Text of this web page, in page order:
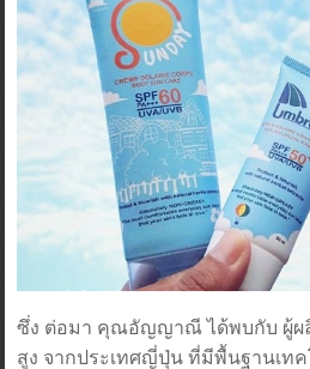
ซึ่ง ต่อมา คุณอัญญาณี ได้พบกับ ผู้ผ
สูง จากประเทศญี่ปุ่น ที่มีพื้นฐานเท